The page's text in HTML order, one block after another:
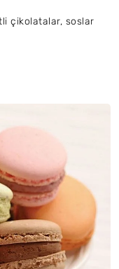
çikolatalar, soslar